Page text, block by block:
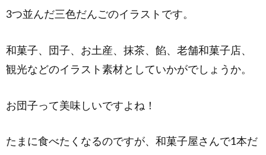
3つ並んだ三色だんごのイラストです。
和菓子、団子、お土産、抹茶、餡、老舗和菓子店、
観光などのイラスト素材としていかがでしょうか。
お団子って美味しいですよね！
たまに食べたくなるのですが、和菓子屋さんで1本だ